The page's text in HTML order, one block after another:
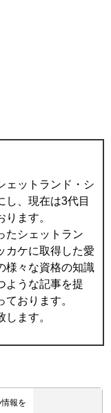
ェットランド・シ
し、現在は3代目
ます。
たシェットラン
カケに取得した愛
様々な資格の知識
ような記事を提
おります。
ます。
報を